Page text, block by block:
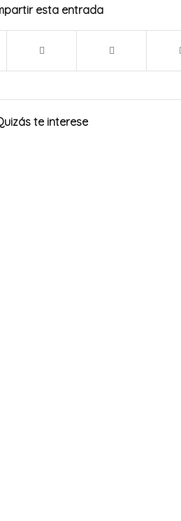
esta entrada
te interese